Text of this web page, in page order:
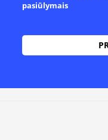
pasiūlymais